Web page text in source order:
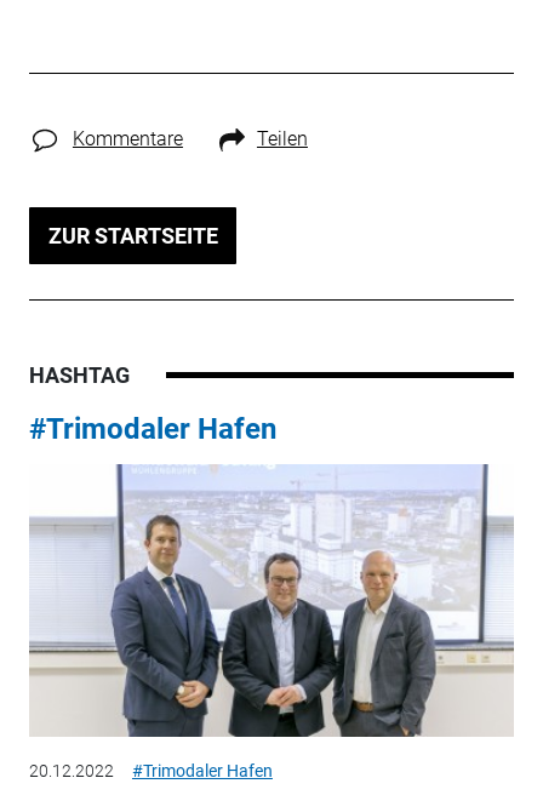
Kommentare Teilen
ZUR STARTSEITE
HASHTAG
#Trimodaler Hafen
20.12.2022 #Trimodaler Hafen